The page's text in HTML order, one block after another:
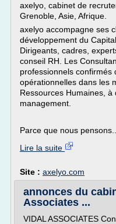
axelyo, cabinet de
Grenoble, Asie, Afrique.
axelyo accompagne ses
développement du
Dirigeants, cadres,
conseil RH. Les
professionnels confirmés
opérationnelles dans les
Ressources Humaines,
management.
Parce que nous pensons...
Lire la suite
Site : axelyo.com
annonces du
Associates ...
VIDAL ASSOCIATES